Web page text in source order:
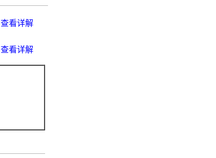
查看详解
查看详解